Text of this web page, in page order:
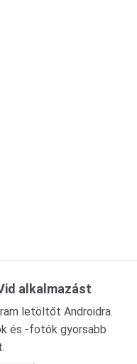
alkalmazást
letöltőt Androidra.
és -fotók gyorsabb